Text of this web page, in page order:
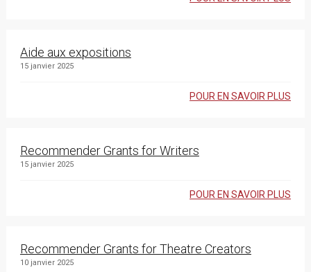
Aide aux expositions
15 janvier 2025
POUR EN SAVOIR PLUS
Recommender Grants for Writers
15 janvier 2025
POUR EN SAVOIR PLUS
Recommender Grants for Theatre Creators
10 janvier 2025